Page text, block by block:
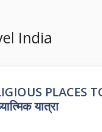
India
PLACES
यात्रा